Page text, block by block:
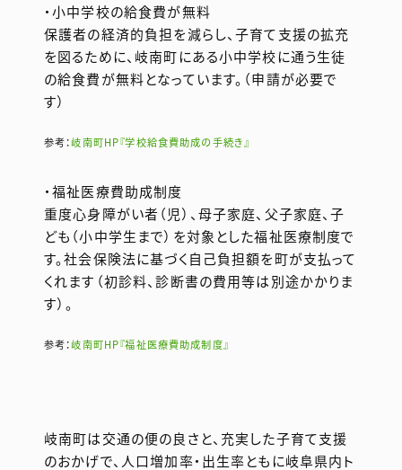
・小中学校の給食費が無料
保護者の経済的負担を減らし、子育て支援の拡充
を図るために、岐南町にある小中学校に通う生徒
の給食費が無料となっています。（申請が必要で
す）
参考：岐南町HP『学校給食費助成の手続き』
・福祉医療費助成制度
重度心身障がい者（児）、母子家庭、父子家庭、子
ども（小中学生まで）を対象とした福祉医療制度で
す。社会保険法に基づく自己負担額を町が支払って
くれます（初診料、診断書の費用等は別途かかりま
す）。
参考：岐南町HP『福祉医療費助成制度』
岐南町は交通の便の良さと、充実した子育て支援
のおかげで、人口増加率・出生率ともに岐阜県内ト